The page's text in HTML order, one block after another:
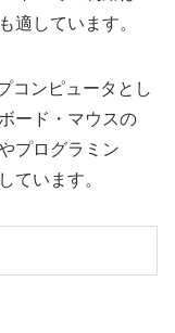
適しています。
コンピュータとし
ード・マウスの
プログラミン
ています。